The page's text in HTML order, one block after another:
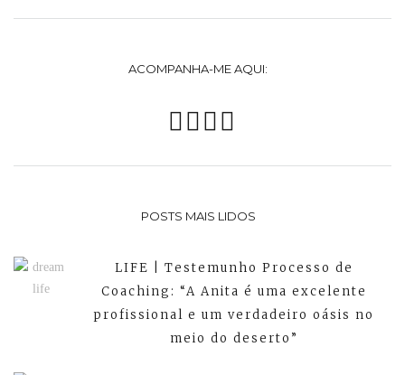
ACOMPANHA-ME AQUI:
POSTS MAIS LIDOS
LIFE | Testemunho Processo de
Coaching: “A Anita é uma excelente
profissional e um verdadeiro oásis no
meio do deserto”